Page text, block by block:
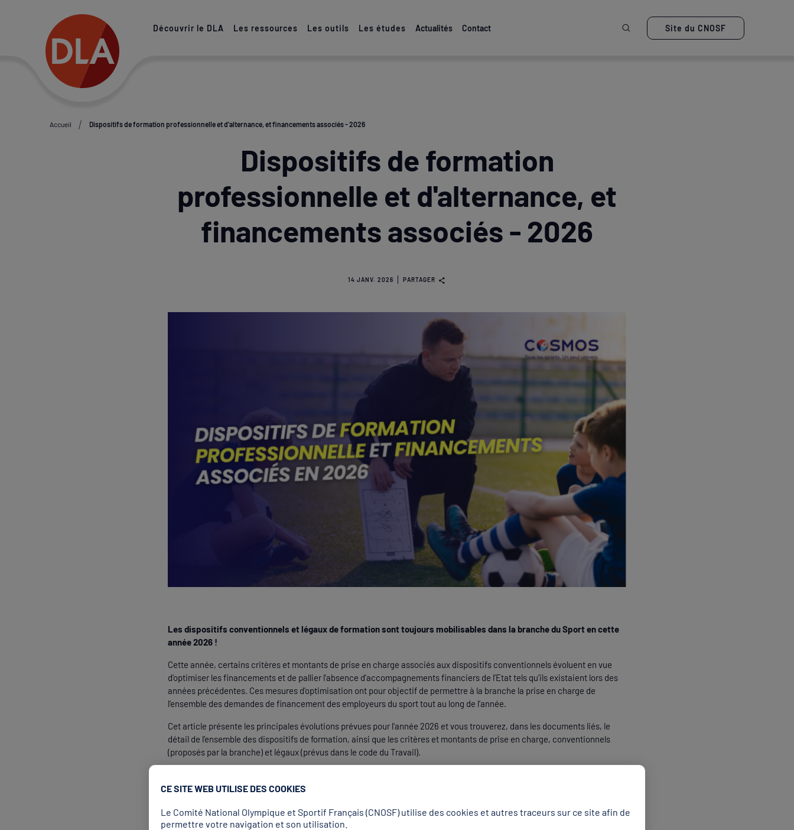
Découvrir le DLA Les ressources Les outils Les études Actualités Contact Ouvrir la recherche
Site du CNOSF
Accueil Dispositifs de formation professionnelle et d'alternance, et financements associés - 2026
Dispositifs de formation
professionnelle et d'alternance, et
financements associés - 2026
14 JANV. 2026 PARTAGER
Les dispositifs conventionnels et légaux de formation sont toujours mobilisables dans la branche du Sport en cette
année 2026 !
Cette année, certains critères et montants de prise en charge associés aux dispositifs conventionnels évoluent en vue
d’optimiser les financements et de pallier l'absence d’accompagnements financiers de l’Etat tels qu’ils existaient lors des
années précédentes. Ces mesures d’optimisation ont pour objectif de permettre à la branche la prise en charge de
l’ensemble des demandes de financement des employeurs du sport tout au long de l’année.
Cet article présente les principales évolutions prévues pour l'année 2026 et vous trouverez, dans les documents liés, le
détail de l’ensemble des dispositifs de formation, ainsi que les critères et montants de prise en charge, conventionnels
(proposés par la branche) et légaux (prévus dans le code du Travail).
CE SITE WEB UTILISE DES COOKIES
Le Comité National Olympique et Sportif Français (CNOSF) utilise des cookies et autres traceurs sur ce site afin de
permettre votre navigation et son utilisation.